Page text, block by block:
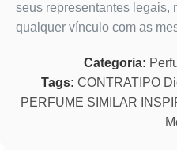
seus representantes legais,
qualquer vínculo com as
Categoria:
Tags: CONTRATIPO
PERFUME SIMILAR